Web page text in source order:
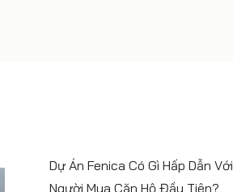
Dự Án Fenica Có Gì Hấp Dẫn Với
Người Mua Căn Hộ Đầu Tiên?